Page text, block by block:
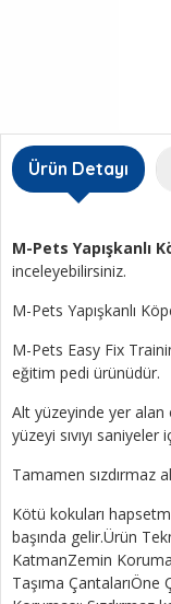
Ürün Detayı
M-Pets Yapışkanlı
inceleyebilirsiniz.
M-Pets Yapışkanlı
M-Pets Easy Fix
eğitim pedi ürünüdür.
Alt yüzeyinde yer alan
yüzeyi sıvıyı
Tamamen sızdırmaz
Kötü kokuları
başında gelir.Ürün
KatmanZemin
Taşıma ÇantalarıÖne